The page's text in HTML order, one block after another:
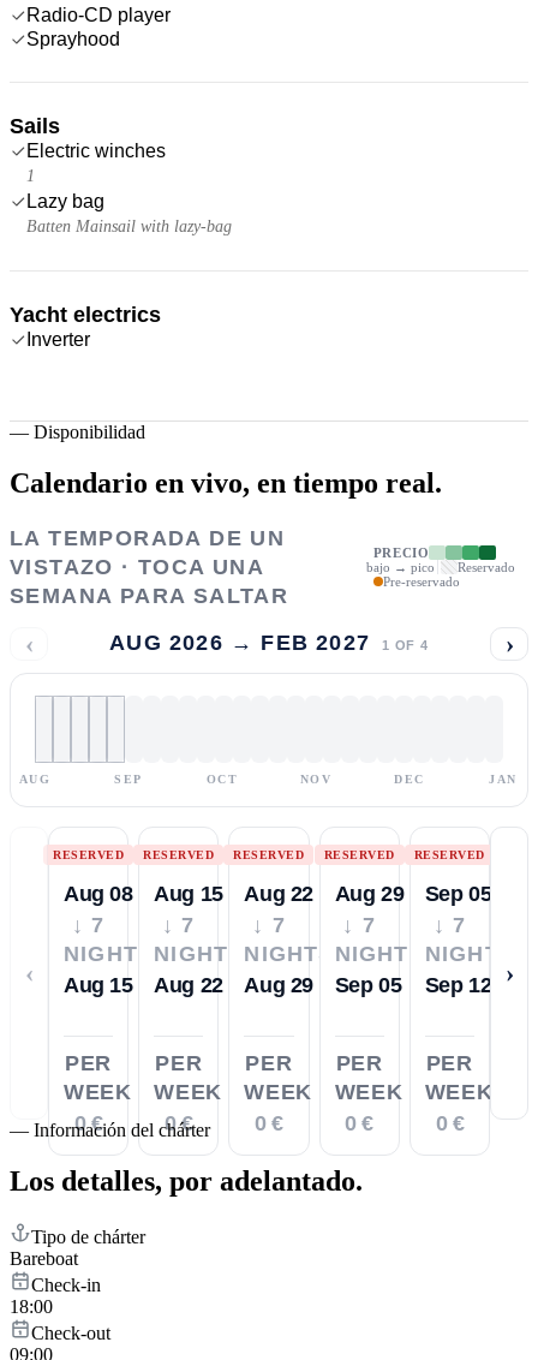
Radio-CD player
Sprayhood
Sails
Electric winches
1
Lazy bag
Batten Mainsail with lazy-bag
Yacht electrics
Inverter
— Disponibilidad
Calendario en vivo, en tiempo real.
LA TEMPORADA DE UN
VISTAZO · TOCA UNA
SEMANA PARA SALTAR
PRECIO
bajo → pico
Reservado
Pre-reservado
‹ AUG 2026 → FEB 2027 1 OF 4 ›
AUG SEP OCT NOV DEC JAN
‹
RESERVED
Aug 08
↓ 7
NIGHTS
Aug 15
PER
WEEK
0 €
RESERVED
Aug 15
↓ 7
NIGHTS
Aug 22
PER
WEEK
0 €
RESERVED
Aug 22
↓ 7
NIGHTS
Aug 29
PER
WEEK
0 €
RESERVED
Aug 29
↓ 7
NIGHTS
Sep 05
PER
WEEK
0 €
RESERVED
Sep 05
↓ 7
NIGHTS
Sep 12
PER
WEEK
0 €
›
— Información del chárter
Los detalles, por adelantado.
Tipo de chárter
Bareboat
Check-in
18:00
Check-out
09:00